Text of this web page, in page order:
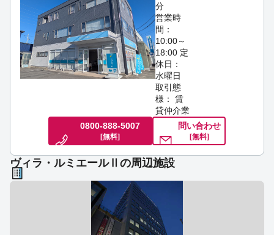
分
営業時
間：
10:00～
18:00 定
休日：
水曜日
取引態
様： 賃
貸仲介業
0800-888-5007
[無料]
問い合わせ
[無料]
ヴィラ・ルミエールⅡの周辺施設